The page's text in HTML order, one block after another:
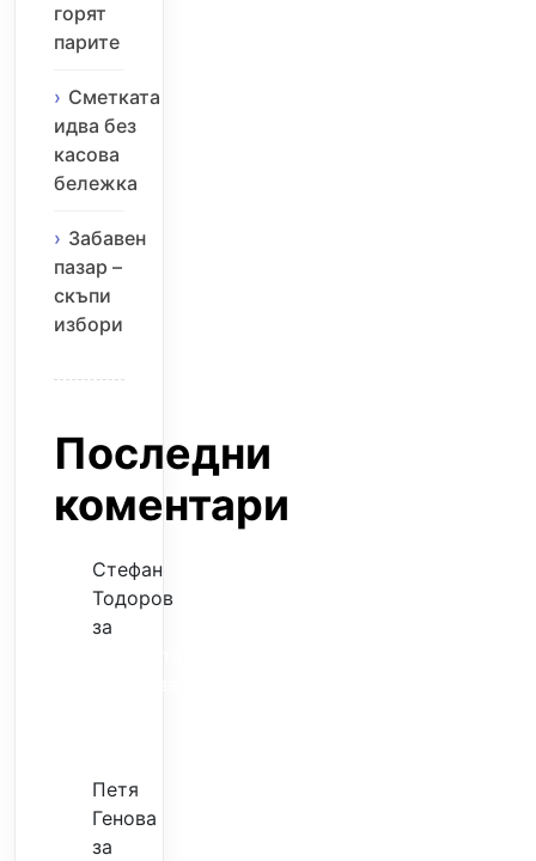
горят
парите
Сметката
идва без
касова
бележка
Забавен
пазар –
скъпи
избори
Последни
коментари
Стефан
Тодоров
за
Петя
Генова
за